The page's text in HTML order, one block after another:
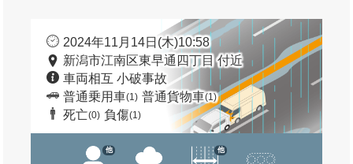
2024年11月14日(木)10:58
新潟市江南区東早通四丁目 付近
車両相互 小破事故
普通乗用車(1) 普通貨物車(1)
死亡(0) 負傷(1)
他 他